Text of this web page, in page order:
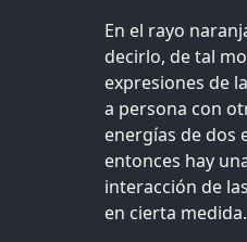
En el rayo
decirlo, de tal
expresiones de
a persona con
energías de dos
entonces hay
interacción de
en cierta medida.